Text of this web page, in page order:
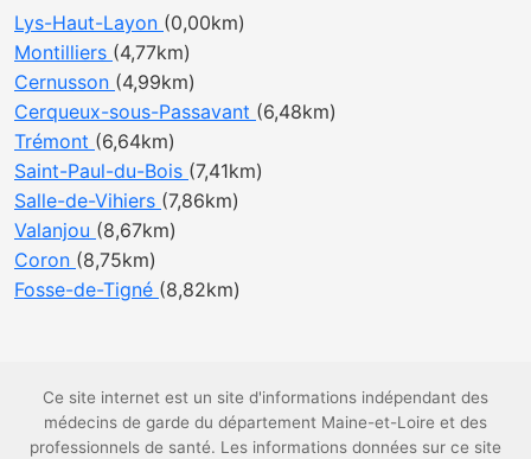
Lys-Haut-Layon (0,00km)
Montilliers (4,77km)
Cernusson (4,99km)
Cerqueux-sous-Passavant (6,48km)
Trémont (6,64km)
Saint-Paul-du-Bois (7,41km)
Salle-de-Vihiers (7,86km)
Valanjou (8,67km)
Coron (8,75km)
Fosse-de-Tigné (8,82km)
Ce site internet est un site d'informations indépendant des
médecins de garde du département Maine-et-Loire et des
professionnels de santé. Les informations données sur ce site